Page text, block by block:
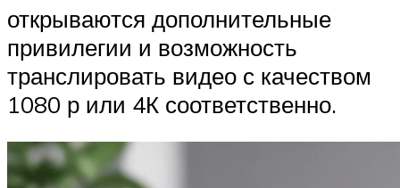
открываются дополнительные
привилегии и возможность
транслировать видео с качеством
1080 р или 4К соответственно.